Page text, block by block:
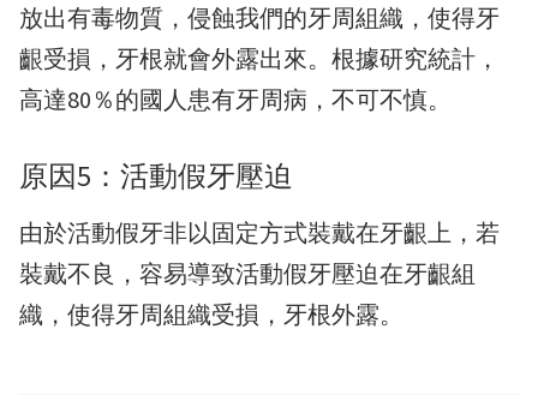
放出有毒物質，侵蝕我們的牙周組織，使得牙
齦受損，牙根就會外露出來。根據研究統計，
高達80％的國人患有牙周病，不可不慎。
原因5：活動假牙壓迫
由於活動假牙非以固定方式裝戴在牙齦上，若
裝戴不良，容易導致活動假牙壓迫在牙齦組
織，使得牙周組織受損，牙根外露。